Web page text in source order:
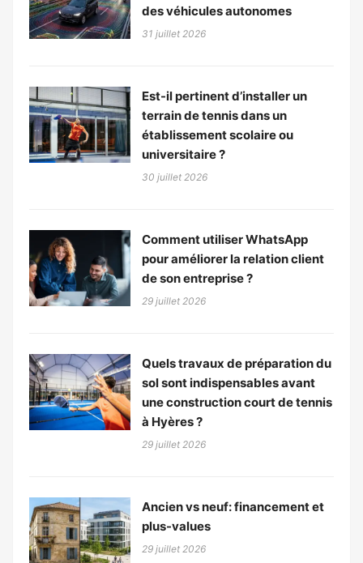
des véhicules autonomes
31 juillet 2026
Est-il pertinent d’installer un
terrain de tennis dans un
établissement scolaire ou
universitaire ?
30 juillet 2026
Comment utiliser WhatsApp
pour améliorer la relation client
de son entreprise ?
29 juillet 2026
Quels travaux de préparation du
sol sont indispensables avant
une construction court de tennis
à Hyères ?
29 juillet 2026
Ancien vs neuf: financement et
plus-values
29 juillet 2026